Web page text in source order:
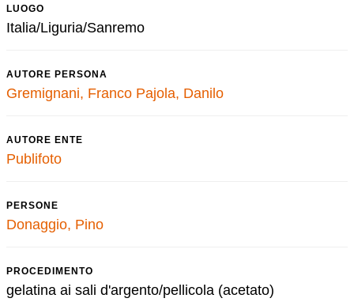
LUOGO
Italia/Liguria/Sanremo
AUTORE PERSONA
Gremignani, Franco Pajola, Danilo
AUTORE ENTE
Publifoto
PERSONE
Donaggio, Pino
PROCEDIMENTO
gelatina ai sali d'argento/pellicola (acetato)